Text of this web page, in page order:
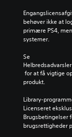
behøver ikke at
primære PS4,
systemer.
Se
Helbredsadvarsler
produkt.
Library-
Licenseret
brugsrettigheder